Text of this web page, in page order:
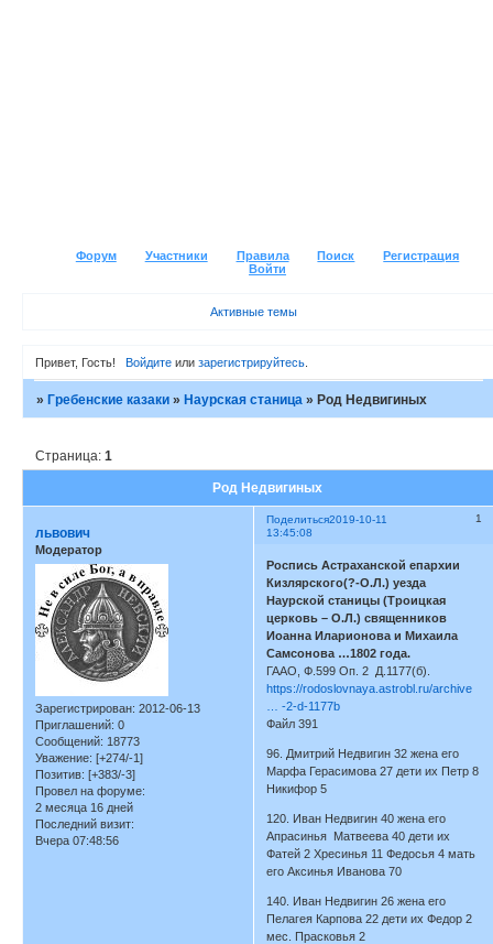
Форум Участники Правила Поиск
Регистрация
Войти
Активные темы
Привет, Гость! Войдитеили зарегистрируйтесь.
»Гребенские казаки »Наурская станица »Род Недвигиных
Род Недвигиных
Страница:1
Поделиться 1
2019-10-11
13:45:08
львович
Модератор
Зарегистрирован: 2012-06-13
Приглашений: 0
Сообщений: 18773
Уважение: [+274/-1]
Позитив: [+383/-3]
Провел на форуме:
2 месяца 16 дней
Последний визит:
Вчера 07:48:56
Роспись Астраханской епархии
Кизлярского(?-О.Л.) уезда
Наурской станицы (Троицкая
церковь – О.Л.) священников
Иоанна Иларионова и Михаила
Самсонова …1802 года.
ГААО, Ф.599 Оп. 2 Д.1177(б).
https://rodoslovnaya.astrobl.ru/archive
… -2-d-1177b
Файл 391
96. Дмитрий Недвигин 32 жена его
Марфа Герасимова 27 дети их Петр 8
Никифор 5
120. Иван Недвигин 40 жена его
Апрасинья Матвеева 40 дети их
Фатей 2 Хресинья 11 Федосья 4 мать
его Аксинья Иванова 70
140. Иван Недвигин 26 жена его
Пелагея Карпова 22 дети их Федор 2
мес. Прасковья 2